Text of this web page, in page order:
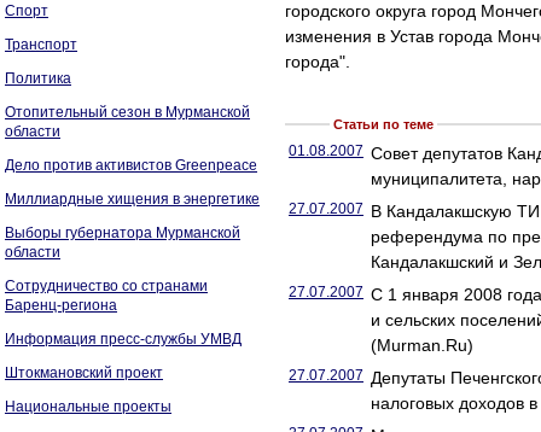
Спорт
Транспорт
Политика
Отопительный сезон в Мурманской
области
Дело против активистов Greenpeace
Миллиардные хищения в энергетике
Выборы губернатора Мурманской
области
Сотрудничество со странами
Баренц-региона
Информация пресс-службы УМВД
Штокмановский проект
Национальные проекты
городского округа город
изменения в Устав города
города".
Статьи по теме
01.08.2007 Совет депутатов
муниципалитета,
27.07.2007 В Кандалакшскую
референдума по
Кандалакшский и
27.07.2007 C 1 января 2008
и сельских
(Murman.Ru)
27.07.2007 Депутаты
налоговых доходов